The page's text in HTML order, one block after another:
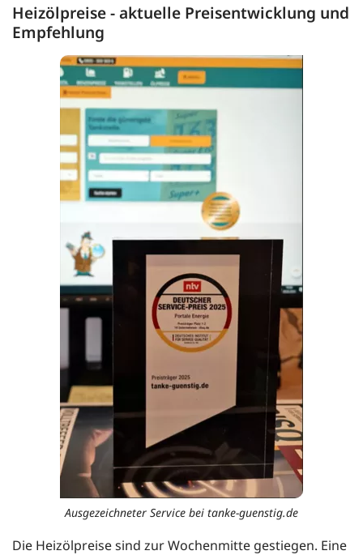
Heizölpreise - aktuelle Preisentwicklung und
Empfehlung
Ausgezeichneter Service bei tanke-guenstig.de
Die Heizölpreise sind zur Wochenmitte gestiegen. Eine